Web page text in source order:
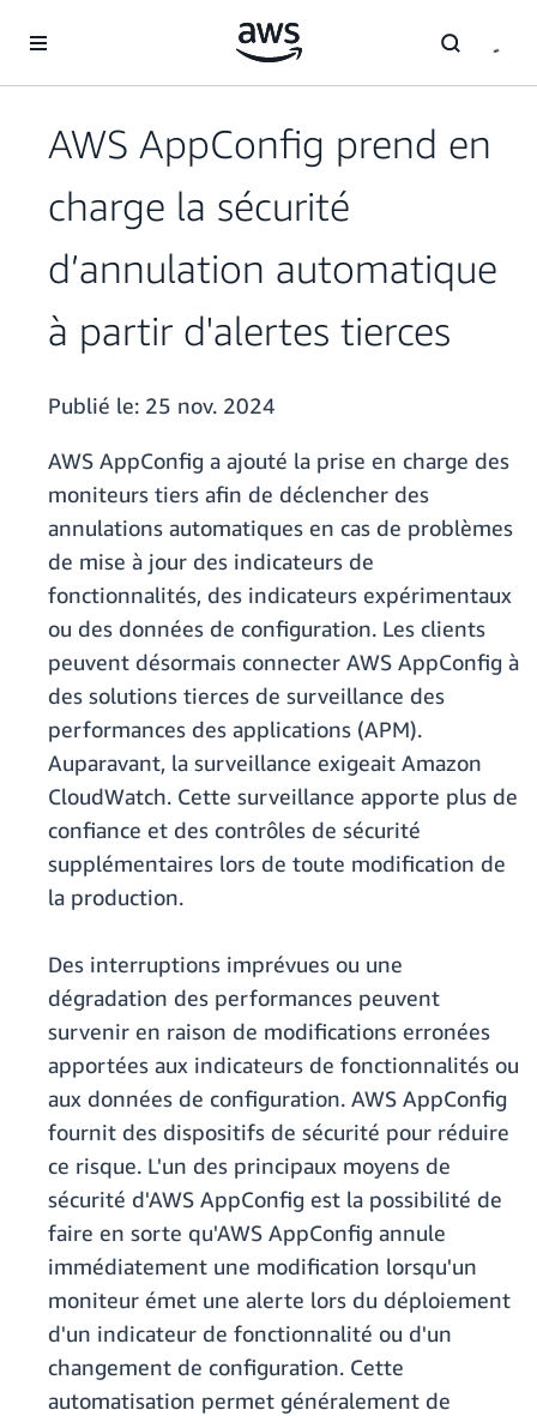
AWS AppConfig prend en
charge la sécurité
d’annulation automatique
à partir d'alertes tierces
Publié le: 25 nov. 2024
AWS AppConfig a ajouté la prise en charge des
moniteurs tiers afin de déclencher des
annulations automatiques en cas de problèmes
de mise à jour des indicateurs de
fonctionnalités, des indicateurs expérimentaux
ou des données de configuration. Les clients
peuvent désormais connecter AWS AppConfig à
des solutions tierces de surveillance des
performances des applications (APM).
Auparavant, la surveillance exigeait Amazon
CloudWatch. Cette surveillance apporte plus de
confiance et des contrôles de sécurité
supplémentaires lors de toute modification de
la production.
Des interruptions imprévues ou une
dégradation des performances peuvent
survenir en raison de modifications erronées
apportées aux indicateurs de fonctionnalités ou
aux données de configuration. AWS AppConfig
fournit des dispositifs de sécurité pour réduire
ce risque. L'un des principaux moyens de
sécurité d'AWS AppConfig est la possibilité de
faire en sorte qu'AWS AppConfig annule
immédiatement une modification lorsqu'un
moniteur émet une alerte lors du déploiement
d'un indicateur de fonctionnalité ou d'un
changement de configuration. Cette
automatisation permet généralement de